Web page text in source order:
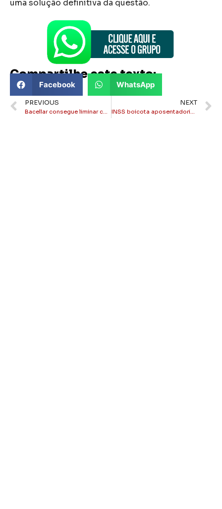
uma solução definitiva da questão.
Compartilhe este texto:
Facebook WhatsApp
PREVIOUS
Bacellar consegue liminar contra Garotinho
NEXT
INSS boicota aposentadorias e fila já passa dos 2,3 milhões